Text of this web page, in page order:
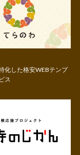
化した格安WEBテンプ
ス